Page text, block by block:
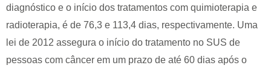
diagnóstico e o início dos tratamentos com quimioterapia e
radioterapia, é de 76,3 e 113,4 dias, respectivamente. Uma
lei de 2012 assegura o início do tratamento no SUS de
pessoas com câncer em um prazo de até 60 dias após o